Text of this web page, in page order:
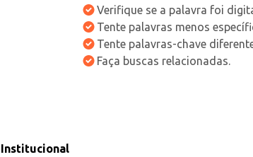
Verifique se a palavra foi
Tente palavras menos
Tente palavras-chave
Faça buscas relacionadas.
Institucional